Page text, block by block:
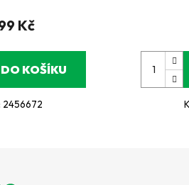
Kč
DO KOŠÍKU
2456672